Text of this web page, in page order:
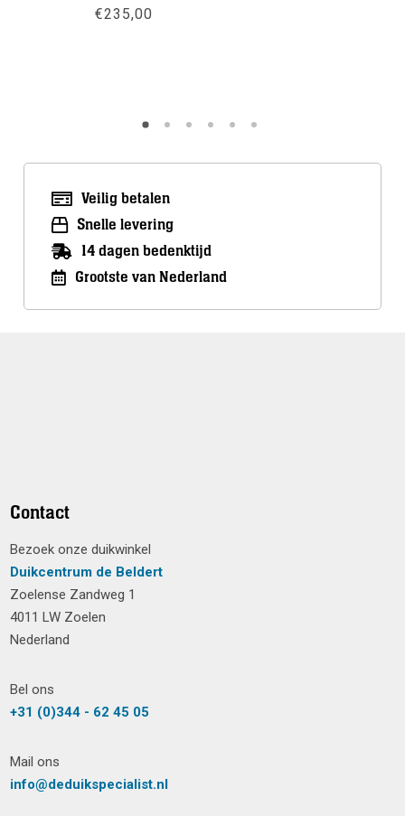
€235,00
Veilig betalen
Snelle levering
14 dagen bedenktijd
Grootste van Nederland
Contact
Bezoek onze duikwinkel
Duikcentrum de Beldert
Zoelense Zandweg 1
4011 LW Zoelen
Nederland
Bel ons
+31 (0)344 - 62 45 05
Mail ons
info@deduikspecialist.nl